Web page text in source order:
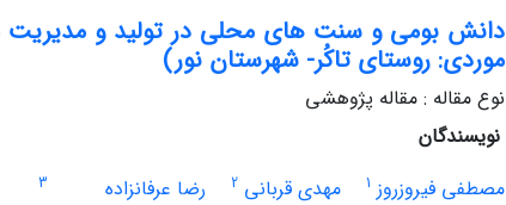
دانش بومی و سنت های محلی در تولید و مدیریت
موردی: روستای تاکُر- شهرستان نور)
نوع مقاله : مقاله پژوهشی
نویسندگان
مصطفی فیروزروز 1 مهدی قربانی 2 رضا عرفانزاده
3